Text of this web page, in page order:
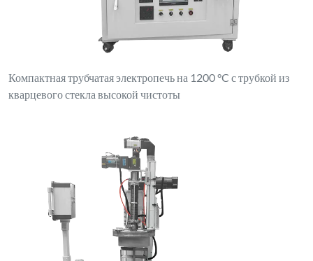
Компактная трубчатая электропечь на 1200 °C с трубкой из
кварцевого стекла высокой чистоты